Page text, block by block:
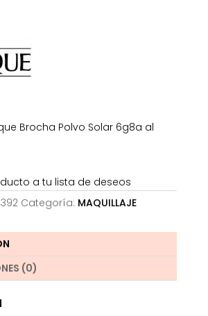
Brocha Polvo Solar 6g8a al
a tu lista de deseos
Categoría: MAQUILLAJE
(0)